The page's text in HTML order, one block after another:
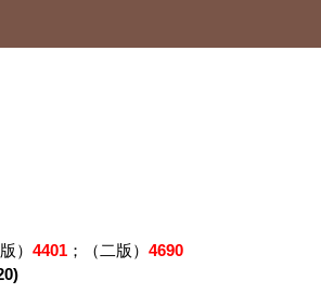
） 4401；（二版） 4690